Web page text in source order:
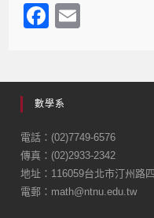
F
e
b
o
o
k
數學系
電話：(02)7749-6576
傳真：(02)2933-2342
地址：116059台北市汀州路
電郵：math@ntnu.edu.tw